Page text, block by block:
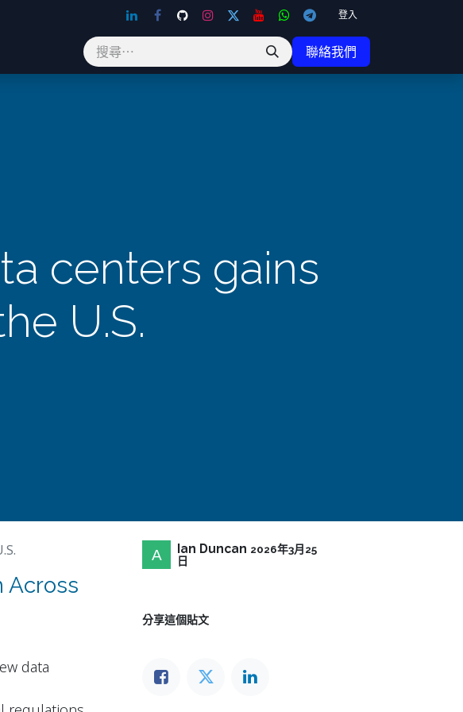
登入
聯絡我們
centers gains
U.S.
Across
data
Ian Duncan 2026年3月25
日
分享這個貼文